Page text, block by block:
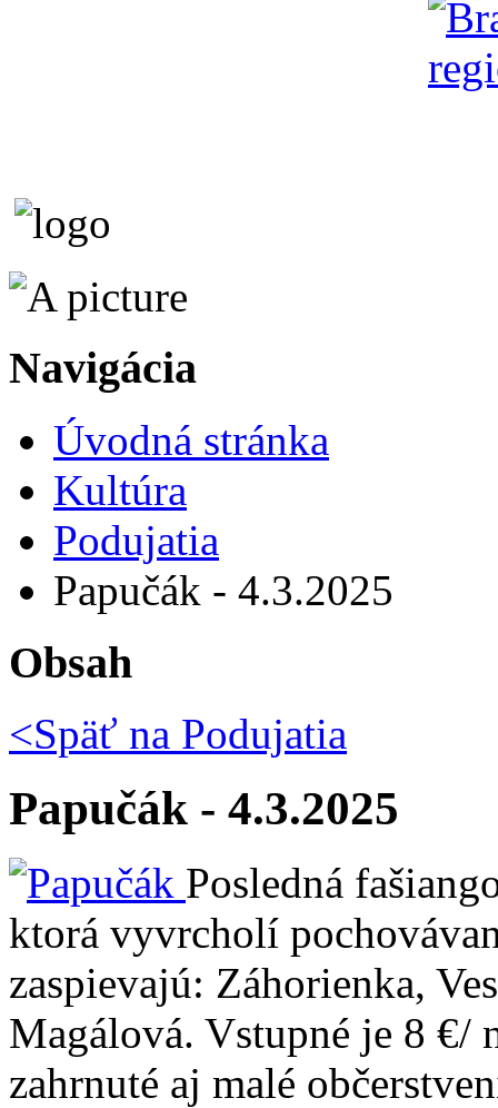
Navigácia
Úvodná stránka
Kultúra
Podujatia
Papučák - 4.3.2025
Obsah
<Späť na Podujatia
Papučák - 4.3.2025
Posledná
ktorá vyvrcholí
zaspievajú: Záhorienka,
Magálová. Vstupné je 8 €/
zahrnuté aj malé